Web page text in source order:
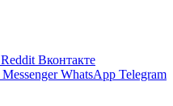
Reddit Вконтакте
Messenger WhatsApp Telegram